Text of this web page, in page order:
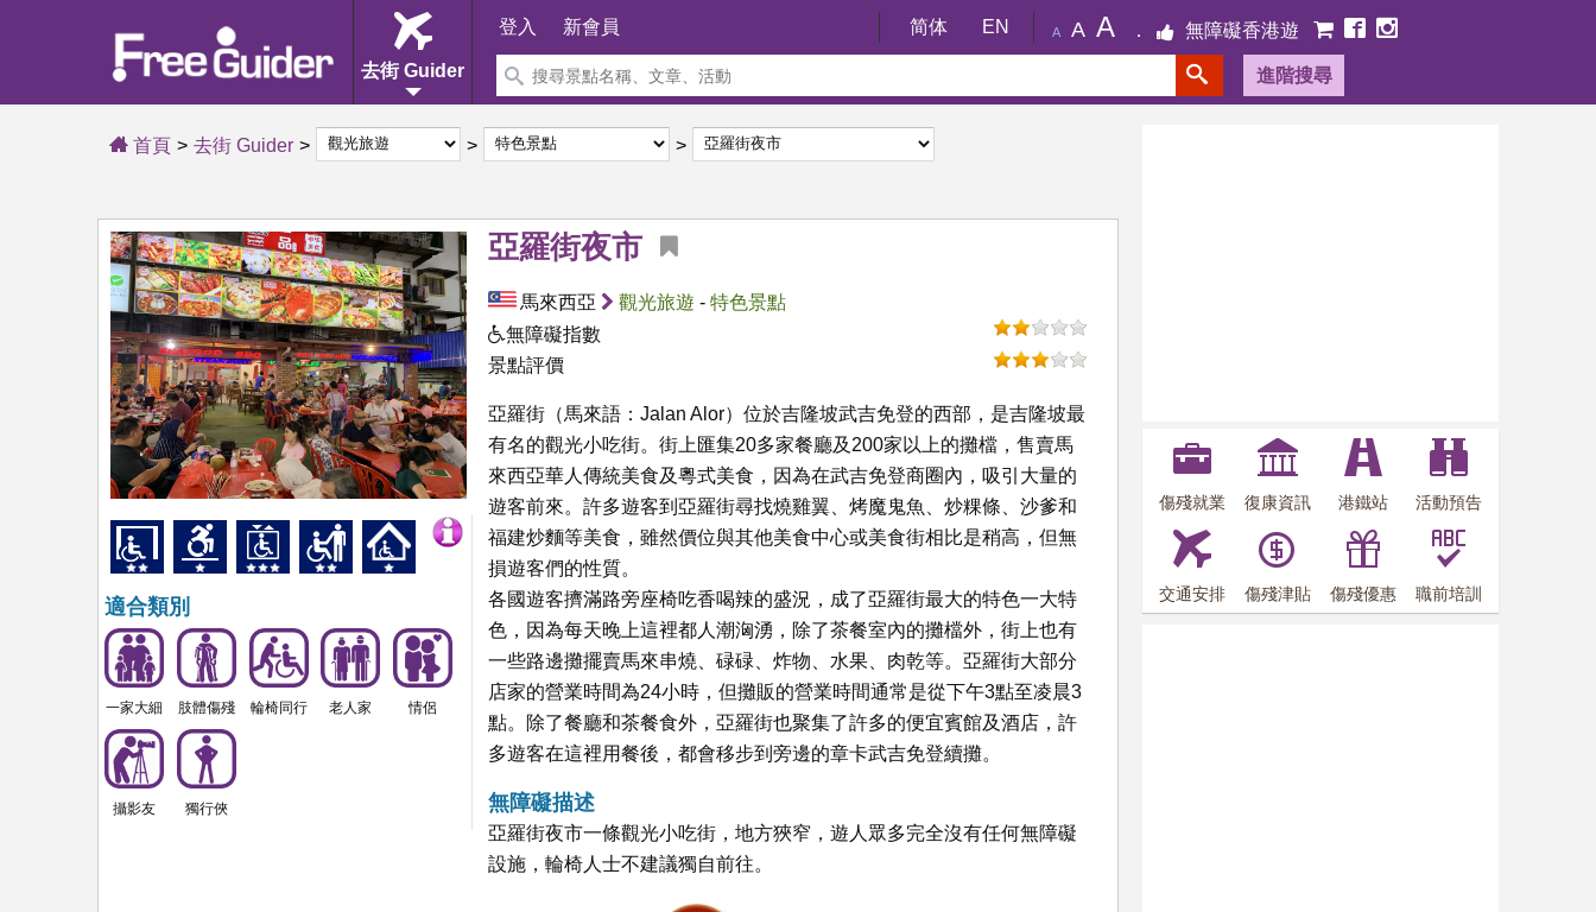
去街 Guider
登入 新會員 简体 EN A A A 無障礙香港遊
進階搜尋
首頁 去街 Guider
亞羅街夜市
馬來西亞 觀光旅遊 - 特色景點
無障礙指數
景點評價
適合類別
一家大細 肢體傷殘 輪椅同行 老人家 情侶
攝影友 獨行俠
亞羅街（馬來語：Jalan Alor）位於吉隆坡武吉免登的西部，是吉隆坡最
有名的觀光小吃街。街上匯集20多家餐廳及200家以上的攤檔，售賣馬
來西亞華人傳統美食及粵式美食，因為在武吉免登商圈內，吸引大量的
遊客前來。許多遊客到亞羅街尋找燒雞翼、烤魔鬼魚、炒粿條、沙爹和
福建炒麵等美食，雖然價位與其他美食中心或美食街相比是稍高，但無
損遊客們的性質。
各國遊客擠滿路旁座椅吃香喝辣的盛況，成了亞羅街最大的特色一大特
色，因為每天晚上這裡都人潮洶湧，除了茶餐室內的攤檔外，街上也有
一些路邊攤擺賣馬來串燒、碌碌、炸物、水果、肉乾等。亞羅街大部分
店家的營業時間為24小時，但攤販的營業時間通常是從下午3點至凌晨3
點。除了餐廳和茶餐食外，亞羅街也聚集了許多的便宜賓館及酒店，許
多遊客在這裡用餐後，都會移步到旁邊的章卡武吉免登續攤。
無障礙描述
亞羅街夜市一條觀光小吃街，地方狹窄，遊人眾多完全沒有任何無障礙
設施，輪椅人士不建議獨自前往。
傷殘就業 復康資訊 港鐵站 活動預告
交通安排 傷殘津貼 傷殘優惠 職前培訓